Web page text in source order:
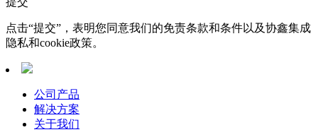
点击“提交”，表明您同意我们的免责条款和条件以及协鑫集成
隐私和cookie政策。
公司产品
解决方案
关于我们